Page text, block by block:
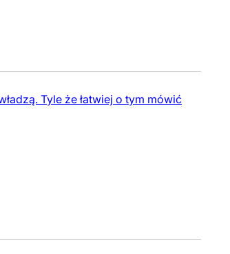
Tyle że łatwiej o tym mówić